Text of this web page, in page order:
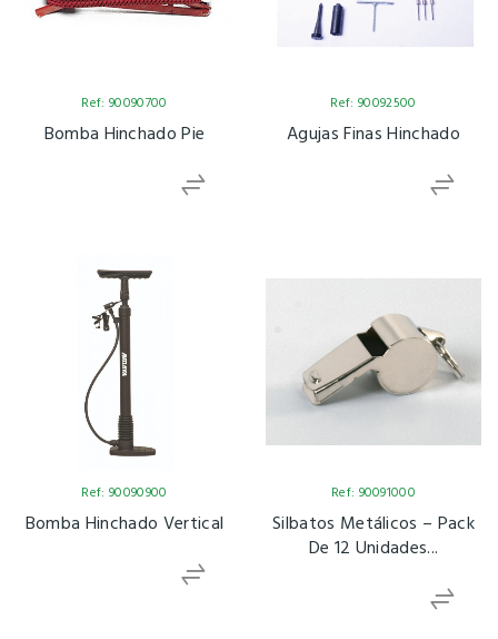
Ref: 90090700
Bomba Hinchado Pie
Ref: 90092500
Agujas Finas Hinchado
Ref: 90090900
Bomba Hinchado Vertical
Ref: 90091000
Silbatos Metálicos – Pack
De 12 Unidades...